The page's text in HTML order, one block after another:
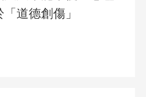
道德創傷」